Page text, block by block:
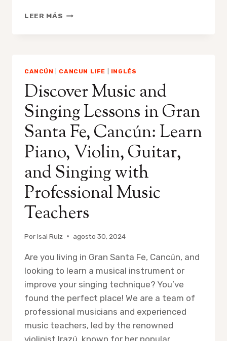
LEER MÁS MUSIC
GUITAR,
AND
MORE
CANCÚN CANCUN LIFE INGLÉS
Discover Music and
Singing Lessons in Gran
Santa Fe, Cancún: Learn
Piano, Violin, Guitar,
and Singing with
Professional Music
Teachers
PorIsai Ruiz agosto 30, 2024
Are you living in Gran Santa Fe, Cancún, and
looking to learn a musical instrument or
improve your singing technique? You’ve
found the perfect place! We are a team of
professional musicians and experienced
music teachers, led by the renowned
violinist Irazú, known for her popular